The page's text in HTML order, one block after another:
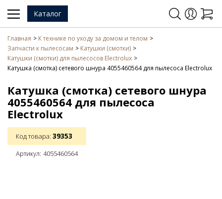
Каталог
Главная
К технике по уходу за домом и телом
Запчасти к пылесосам
Катушки (смотки)
Катушки (смотки) для пылесосов Electrolux
Катушка (смотка) сетевого шнура 4055460564 для пылесоса Electrolux
Катушка (смотка) сетевого шнура
4055460564 для пылесоса
Electrolux
Код товара: 39353
Артикул: 4055460564